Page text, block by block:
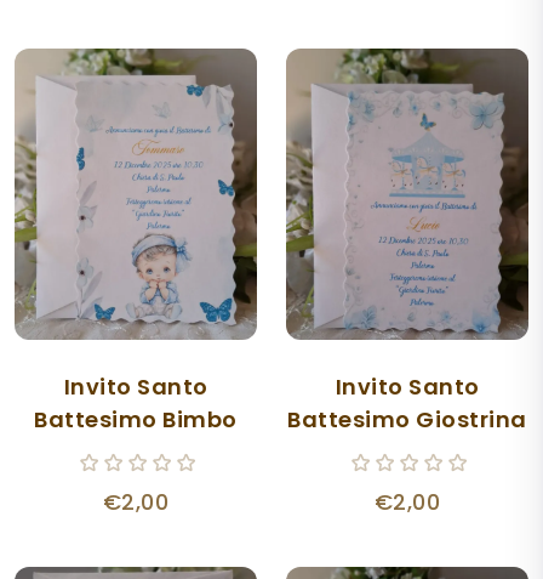
Invito Santo
Battesimo Bimbo
€2,00
Invito Santo
Battesimo Giostrina
€2,00